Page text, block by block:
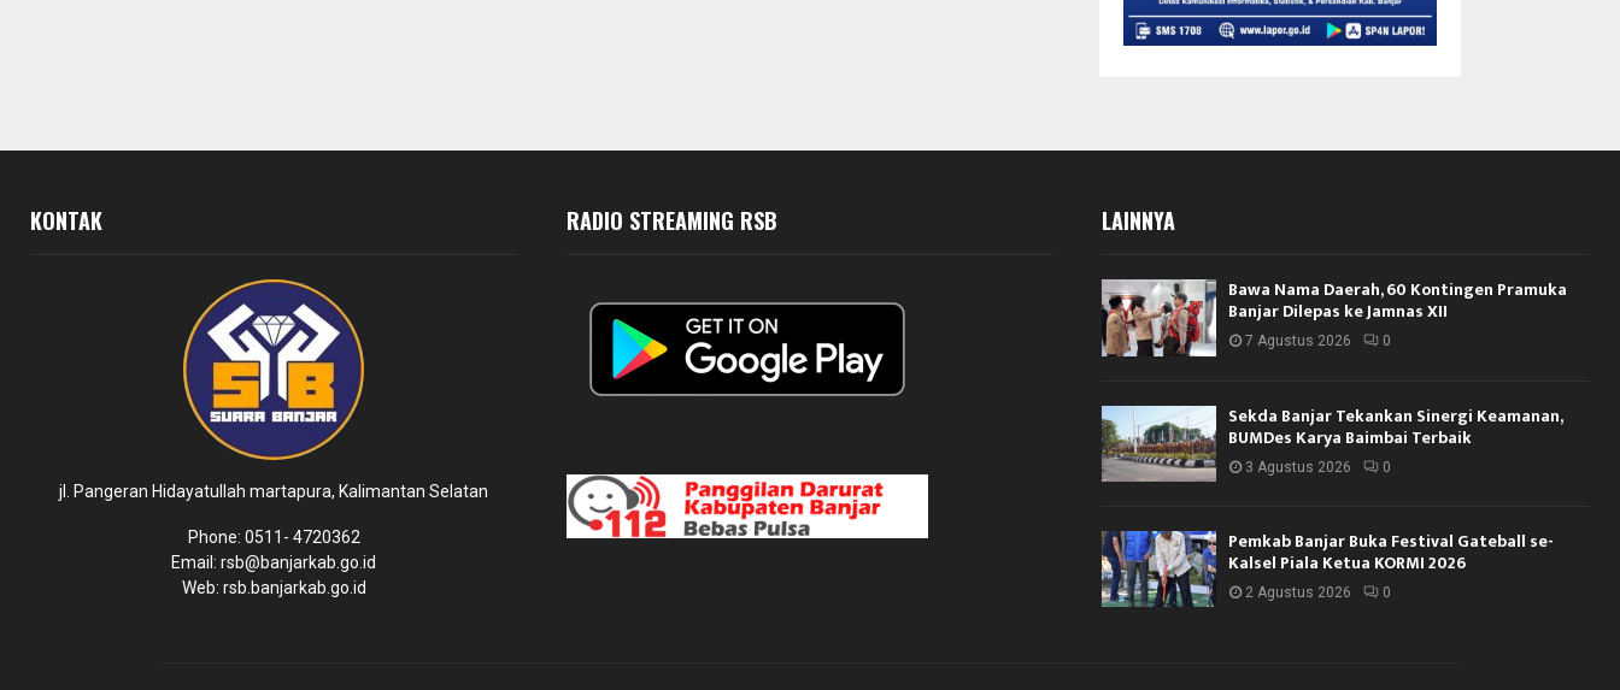
KONTAK
jl. Pangeran Hidayatullah martapura, Kalimantan Selatan
Phone: 0511- 4720362
Email: rsb@banjarkab.go.id
Web: rsb.banjarkab.go.id
RADIO STREAMING RSB LAINNYA
Bawa Nama Daerah, 60 Kontingen Pramuka
Banjar Dilepas ke Jamnas XII
7 Agustus 2026 0
Sekda Banjar Tekankan Sinergi Keamanan,
BUMDes Karya Baimbai Terbaik
3 Agustus 2026 0
Pemkab Banjar Buka Festival Gateball se-
Kalsel Piala Ketua KORMI 2026
2 Agustus 2026 0